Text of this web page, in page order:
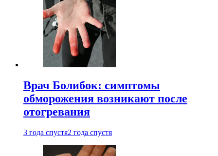
Врач Болибок: симптомы
обморожения возникают после
отогревания
3 года спустя2 года спустя